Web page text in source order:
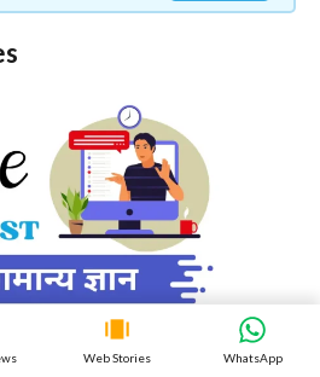
Web Stories WhatsApp